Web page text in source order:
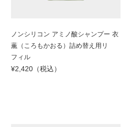
ノンシリコン アミノ酸シャンプー 衣
薫（ころもかおる）詰め替え用リ
フィル
¥2,420（税込）